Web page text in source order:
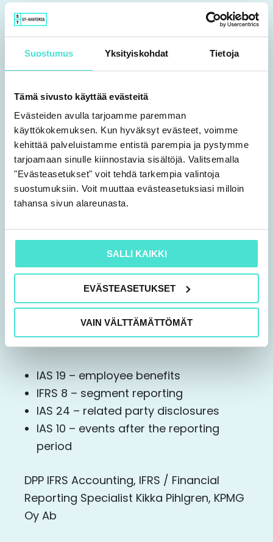
Suostumus Yksityiskohdat Tietoja
Tämä sivusto käyttää evästeitä
Evästeiden avulla tarjoamme paremman
käyttökokemuksen. Kun hyväksyt evästeet, voimme
kehittää palveluistamme entistä parempia ja pystymme
tarjoamaan sinulle kiinnostavia sisältöjä. Valitsemalla
"Evästeasetukset" voit tehdä tarkempia valintoja
suostumuksiin. Voit muuttaa evästeasetuksiasi milloin
tahansa sivun alareunasta.
SALLI KAIKKI
EVÄSTEASETUKSET
VAIN VÄLTTÄMÄTTÖMÄT
Senior University Lecturer Nina
12.00 Lunch break
13.00 Impairment testing and fair
value
IAS 36 – impairment testing in practice
cash-generating units
fair value measurement (IFRS 13)
KHT, Manager Joanna Suomalainen, EY
14.15 Break
14.30 Selected advanced IFRS
standards
IAS 19 – employee benefits
IFRS 8 – segment reporting
IAS 24 – related party disclosures
IAS 10 – events after the reporting
period
DPP IFRS Accounting, IFRS / Financial
Reporting Specialist Kikka Pihlgren, KPMG
Oy Ab